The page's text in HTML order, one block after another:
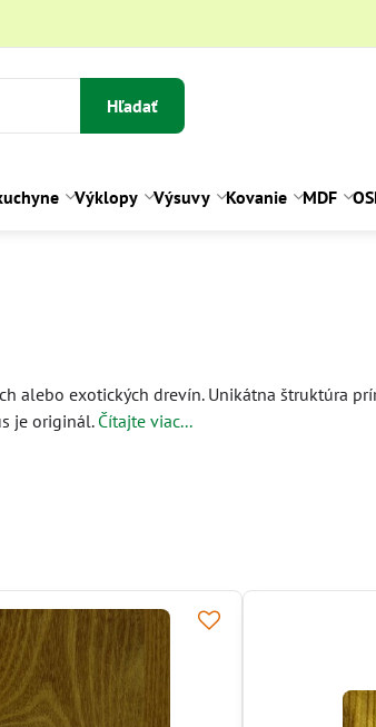
Hľadať
Výklopy Výsuvy Kovanie MDF
alebo exotických drevín. Unikátna štruktúra
je originál.Čítajte viac...